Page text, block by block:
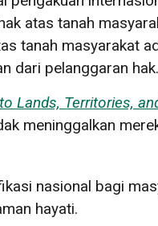
atas tanah
tanah masyarakat
dari pelanggaran hak.
Lands, Territories,
meninggalkan
nasional bagi
hayati.